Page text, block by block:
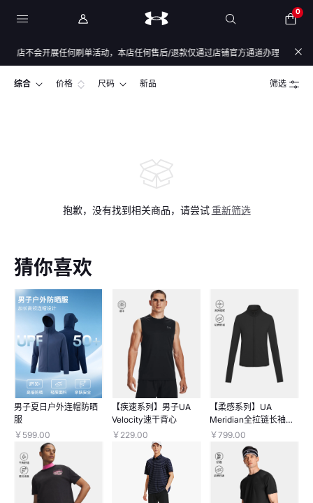
0
店不会开展任何刷单活动，本店任何售后/退款仅通过店铺官方通道办理，退
综合 价格 尺码 新品 筛选
抱歉，没有找到相关商品，请尝试 重新筛选
猜你喜欢
男子夏日户外连帽防晒
服
￥599.00
【疾速系列】男子UA
Velocity速干背心
￥229.00
【柔感系列】UA
Meridian全拉链长袖上
衣
￥799.00